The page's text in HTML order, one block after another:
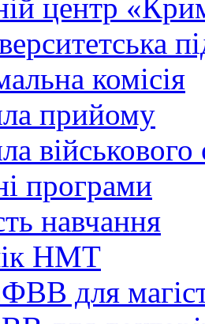
центр
комісія
прийому
військового
програми
навчання
НМТ
для